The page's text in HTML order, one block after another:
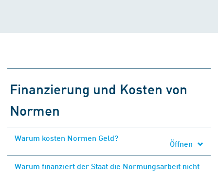
Finanzierung und Kosten von
Normen
Warum kosten Normen Geld?
Öffnen
Warum finanziert der Staat die Normungsarbeit nicht